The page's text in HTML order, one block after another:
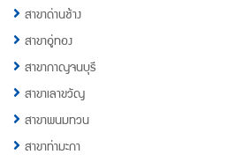
สาขาด่านช้าง
สาขาอู่ทอง
สาขากาญจนบุรี
สาขาเลาขวัญ
สาขาพนมทวน
สาขาท่ามะกา